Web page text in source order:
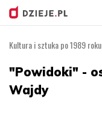
Kultura i sztuka po 1989 roku
"Powidoki" -
Wajdy